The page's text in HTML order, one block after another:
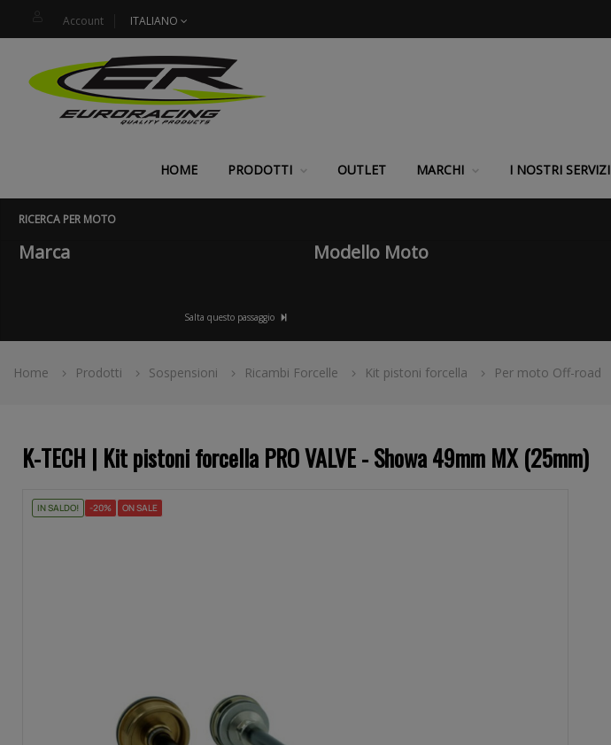
Account ITALIANO
HOME PRODOTTI OUTLET MARCHI I NOSTRI SERVIZI
RICERCA PER MOTO
Marca
Salta questo passaggio
Modello Moto
Home Prodotti Sospensioni Ricambi Forcelle Kit pistoni forcella Per moto Off-road
K-TECH | Kit pistoni forcella PRO VALVE - Showa 49mm MX (25mm)
IN SALDO! -20% ON SALE